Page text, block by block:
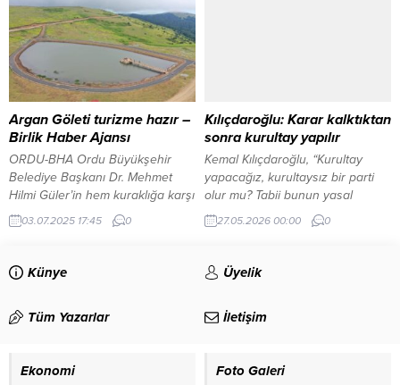
(TBMM) 28. Yasama Dönemi ikinci
devre Meclis Başkanlığı seçimi
yarın yapılacak. Seçimde beş
aday yarışacak, oylama gizli
yapılacak. AK Parti, mevcut
Meclis Başkanı ve İstanbul
Milletvekili Numan Kurtulmuş’u
yeniden aday gösterirken;
CHP’nin adayı Artvin Milletvekili
Uğur Bayraktutan, ...
Belediyesi Serakent ile Çevre
Koruma ve Kontrol Müdürlüğü
fidanlığında yetiştirilen süs
bitkileri, ilçenin...
Argan Göleti turizme hazır –
Birlik Haber Ajansı
ORDU-BHA Ordu Büyükşehir
Belediye Başkanı Dr. Mehmet
Hilmi Güler’in hem kuraklığa karşı
önlem almak hem de tarım,
turizm ve hayvancılık gibi
Ordu’ya kazandırdığı göletlerden
bir tanesi olan Akkuş Argan
çalışmalarında sona gelindi.
Başkan Güler’in öncülüğünde
03.07.2025 17:45 0
Kılıçdaroğlu: Karar kalktıktan
sonra kurultay yapılır
Kemal Kılıçdaroğlu, “Kurultay
yapacağız, kurultaysız bir parti
olur mu? Tabii bunun yasal
zeminde yapılması lazım. Şu an
bir tedbir kararı var; bu karar
sorun yok” ifadelerini kullandı.
27.05.2026 00:00 0
Künye Üyelik
Tüm Yazarlar İletişim
Ekonomi Foto Galeri